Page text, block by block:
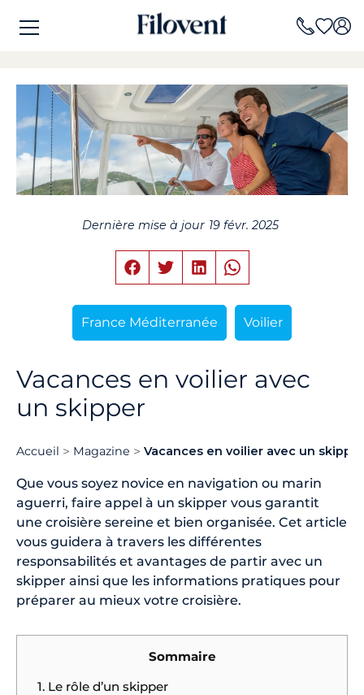
Dernière mise à jour 19 févr. 2025
France Méditerranée Voilier
Vacances en voilier avec
un skipper
Accueil Magazine Vacances en voilier avec un skipper
Que vous soyez novice en navigation ou marin
aguerri, faire appel à un skipper vous garantit
une croisière sereine et bien organisée. Cet article
vous guidera à travers les différentes
responsabilités et avantages de partir avec un
skipper ainsi que les informations pratiques pour
préparer au mieux votre croisière.
Sommaire
1. Le rôle d’un skipper